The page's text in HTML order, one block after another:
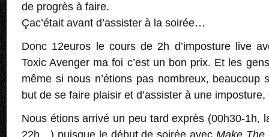
de progrès à faire.
Çac’était avant d’assister à la soirée…
Donc 12euros le cours de 2h d’imposture live
Toxic Avenger ma foi c’est un bon prix. Et les
même si nous n’étions pas nombreux, beaucoup
but de se faire plaisir et d’assister à une
Nous étions arrivé un peu tard exprès (00h30-1h,